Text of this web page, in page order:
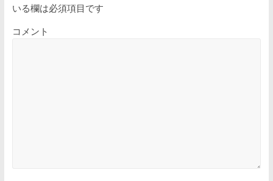
いる欄は必須項目です
コメント